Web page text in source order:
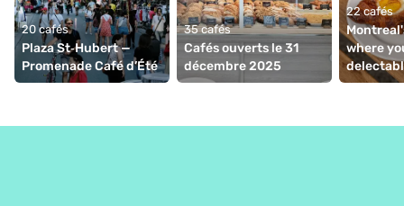
20 cafés
Plaza St‑Hubert —
Promenade Café d’Été
35 cafés
Cafés ouverts le 31
décembre 2025
22 cafés
where